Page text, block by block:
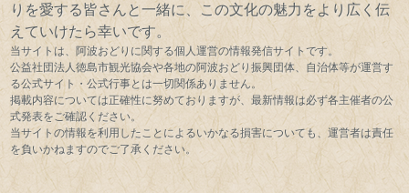
りを愛する皆さんと一緒に、この文化の魅力をより広く伝
えていけたら幸いです。
当サイトは、阿波おどりに関する個人運営の情報発信サイトです。
公益社団法人徳島市観光協会や各地の阿波おどり振興団体、自治体等が運営す
る公式サイト・公式行事とは一切関係ありません。
掲載内容については正確性に努めておりますが、最新情報は必ず各主催者の公
式発表をご確認ください。
当サイトの情報を利用したことによるいかなる損害についても、運営者は責任
を負いかねますのでご了承ください。